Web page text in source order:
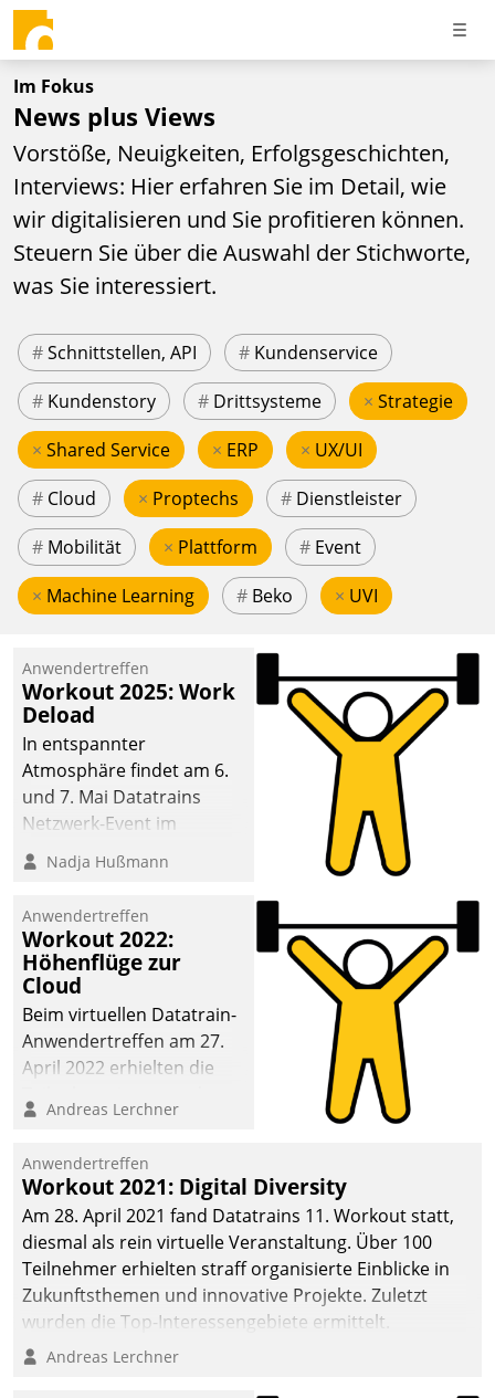
Im Fokus
News plus Views
Vorstöße, Neuigkeiten, Erfolgsgeschichten,
Interviews: Hier erfahren Sie im Detail, wie
wir digitalisieren und Sie profitieren können.
Steuern Sie über die Auswahl der Stichworte,
was Sie interessiert.
#Schnittstellen, API # Kundenservice
# Kundenstory # Drittsysteme × Strategie
× Shared Service × ERP × UX/UI
# Cloud × Proptechs # Dienstleister
# Mobilität × Plattform # Event
× Machine Learning # Beko × UVI
Anwendertreffen
Workout 2025: Work
Deload
In entspannter
Atmosphäre findet am 6.
und 7. Mai Datatrains
Netzwerk-Event im
Kunden- und Partnerkreis
statt. Zentrale Frage: Wie
Mammutprojekte
meistern und Workloads
wuppen – bei zunehmend
anspruchsvollen
Aufgaben und
abnehmendem
Nadja Hußmann
Anwendertreffen
Workout 2022:
Höhenflüge zur
Cloud
Beim virtuellen Datatrain-
Anwendertreffen am 27.
April 2022 erhielten die
Teilnehmer kurzweilige
Cloud-Strategien und -
Lösungen mit hohem
Zukunftspotenzial.
Andreas Lerchner
Anwendertreffen
Workout 2021: Digital Diversity
Am 28. April 2021 fand Datatrains 11. Workout statt,
diesmal als rein virtuelle Veranstaltung. Über 100
Teilnehmer erhielten straff organisierte Einblicke in
Zukunftsthemen und innovative Projekte. Zuletzt
wurden die Top-Interessengebiete ermittelt.
Andreas Lerchner